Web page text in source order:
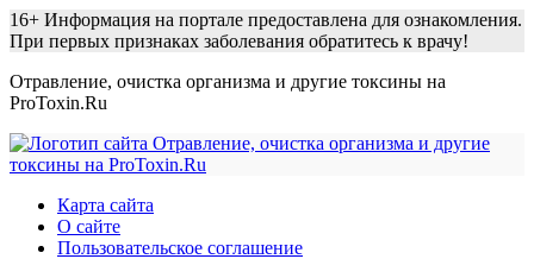
16+ Информация на портале предоставлена для ознакомления.
При первых признаках заболевания обратитесь к врачу!
Отравление, очистка организма и другие токсины на
ProToxin.Ru
Карта сайта
О сайте
Пользовательское соглашение